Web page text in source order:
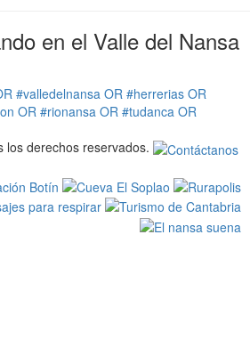
en el Valle del Nansa
#valledelnansa OR #herrerias OR
OR #rionansa OR #tudanca OR
derechos reservados.